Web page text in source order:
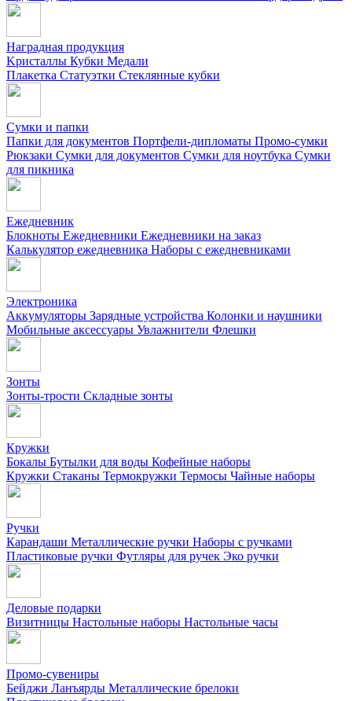
Наградная продукция
Kристаллы Кубки Медали
Плакетка Статуэтки Стеклянные кубки
Сумки и папки
Папки для документов Портфели-дипломаты Промо-сумки
Рюкзаки Сумки для документов Сумки для ноутбука Сумки
для пикника
Ежедневник
Блокноты Ежедневники Ежедневники на заказ
Калькулятор ежедневника Наборы с ежедневниками
Электроника
Аккумуляторы Зарядные устройства Колонки и наушники
Мобильные аксессуары Увлажнители Флешки
Зонты
Зонты-трости Складные зонты
Кружки
Бокалы Бутылки для воды Кофейные наборы
Кружки Стаканы Термокружки Термосы Чайные наборы
Ручки
Карандаши Металлические ручки Наборы с ручками
Пластиковые ручки Футляры для ручек Эко ручки
Деловые подарки
Визитницы Настольные наборы Настольные часы
Промо-сувениры
Бейджи Ланъярды Металлические брелоки